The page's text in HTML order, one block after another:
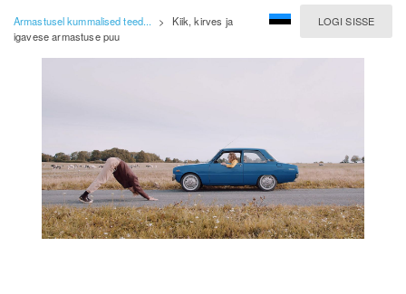
LOGI SISSE
Armastusel kummalised teed... >
Kiik, kirves ja
igavese armastuse puu